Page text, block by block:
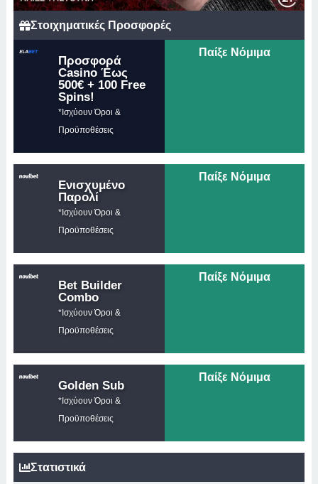
Στοιχηματικές Προσφορές
Προσφορά
Casino Έως
500€ + 100 Free
Spins!
*Ισχύουν Όροι &
Προϋποθέσεις
Παίξε Νόμιμα
Ενισχυμένο
Παρολί
*Ισχύουν Όροι &
Προϋποθέσεις
Παίξε Νόμιμα
Bet Builder
Combo
*Ισχύουν Όροι &
Προϋποθέσεις
Παίξε Νόμιμα
Golden Sub
*Ισχύουν Όροι &
Προϋποθέσεις
Παίξε Νόμιμα
Στατιστικά